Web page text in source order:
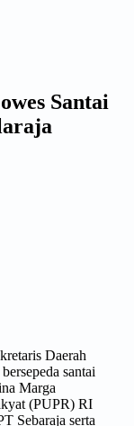
Santai
Daerah
santai
Marga
(PUPR) RI
Sebaraja serta